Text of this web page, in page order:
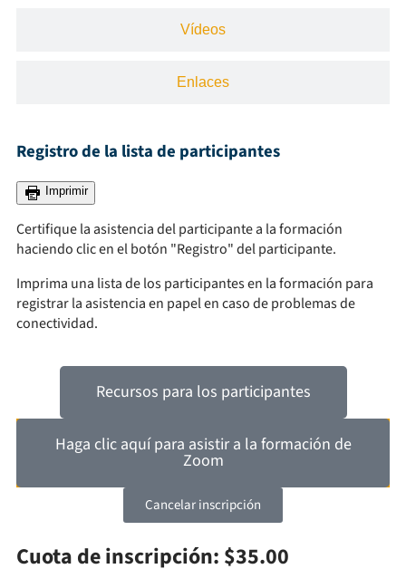
Vídeos
Enlaces
Registro de la lista de participantes
Imprimir
Certifique la asistencia del participante a la formación
haciendo clic en el botón "Registro" del participante.
Imprima una lista de los participantes en la formación para
registrar la asistencia en papel en caso de problemas de
conectividad.
Recursos para los participantes
Haga clic aquí para asistir a la formación de
Zoom
Cancelar inscripción
Cuota de inscripción: $35.00